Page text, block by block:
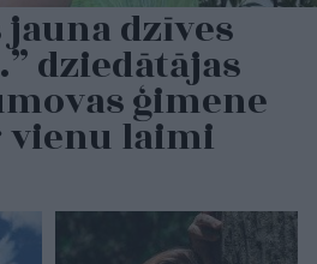
jauna dzīves
dziedātājas
ģimene
laimi